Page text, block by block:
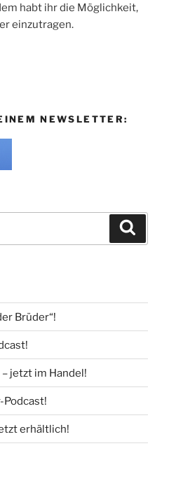
habt ihr die Möglichkeit,
einzutragen.
NEWSLETTER:
Brüder“!
jetzt im Handel!
Podcast!
erhältlich!